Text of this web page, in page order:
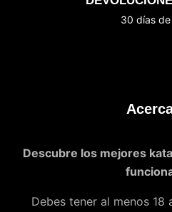
30 días
Descubre los mejores
Debes tener al menos